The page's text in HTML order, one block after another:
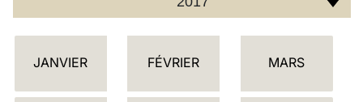
C
L
JANVIER FÉVRIER MARS